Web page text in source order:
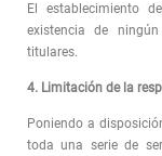
El establecimiento
existencia de
titulares.
4. Limitación de la
Poniendo a
toda una serie de